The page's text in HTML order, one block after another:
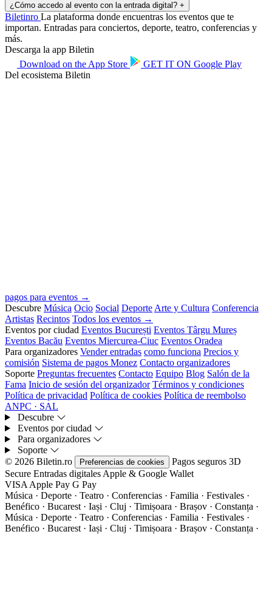
¿Cómo accedo al evento con la entrada digital? +
Biletinro La plataforma donde encuentras los eventos que te
importan. Entradas para conciertos, deporte, teatro, conferencias y
más.
Descarga la app Biletin
Download on the App Store GET IT ON Google Play
Del ecosistema Biletin
pagos para eventos →
Descubre Música Ocio Social Deporte Arte y Cultura Conferencia
Artistas Recintos Todos los eventos →
Eventos por ciudad Eventos București Eventos Târgu Mureș
Eventos Bacău Eventos Miercurea-Ciuc Eventos Oradea
Para organizadores Vender entradas como funciona Precios y
comisión Sistema de pagos Monez Contacto organizadores
Soporte Preguntas frecuentes Contacto Equipo Blog Salón de la
Fama Inicio de sesión del organizador Términos y condiciones
Política de privacidad Política de cookies Política de reembolso
ANPC · SAL
Descubre
Eventos por ciudad
Para organizadores
Soporte
© 2026 Biletin.ro
Preferencias de cookies Pagos seguros 3D
Secure Entradas digitales Apple & Google Wallet
VISA Apple Pay G Pay
Música · Deporte · Teatro · Conferencias · Familia · Festivales ·
Benéfico · Bucarest · Iași · Cluj · Timișoara · Brașov · Constanța ·
Música · Deporte · Teatro · Conferencias · Familia · Festivales ·
Benéfico · Bucarest · Iași · Cluj · Timișoara · Brașov · Constanța ·